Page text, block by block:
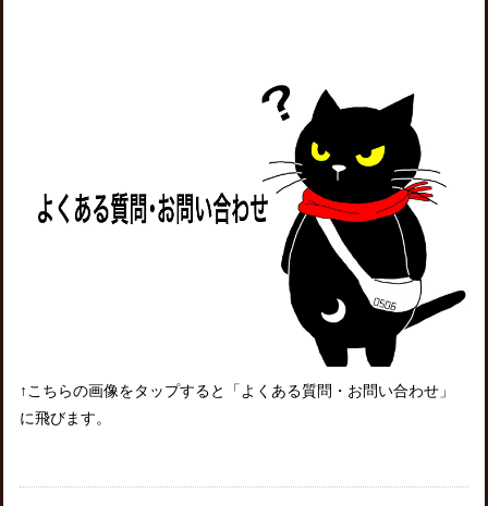
↑こちらの画像をタップすると「よくある質問・お問い合わせ」
に飛びます。